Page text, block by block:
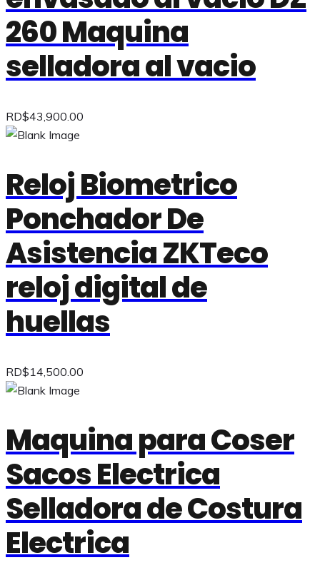
260 Maquina
selladora al vacio
RD$43,900.00
Reloj Biometrico
Ponchador De
Asistencia ZKTeco
reloj digital de
huellas
RD$14,500.00
Maquina para Coser
Sacos Electrica
Selladora de Costura
Electrica